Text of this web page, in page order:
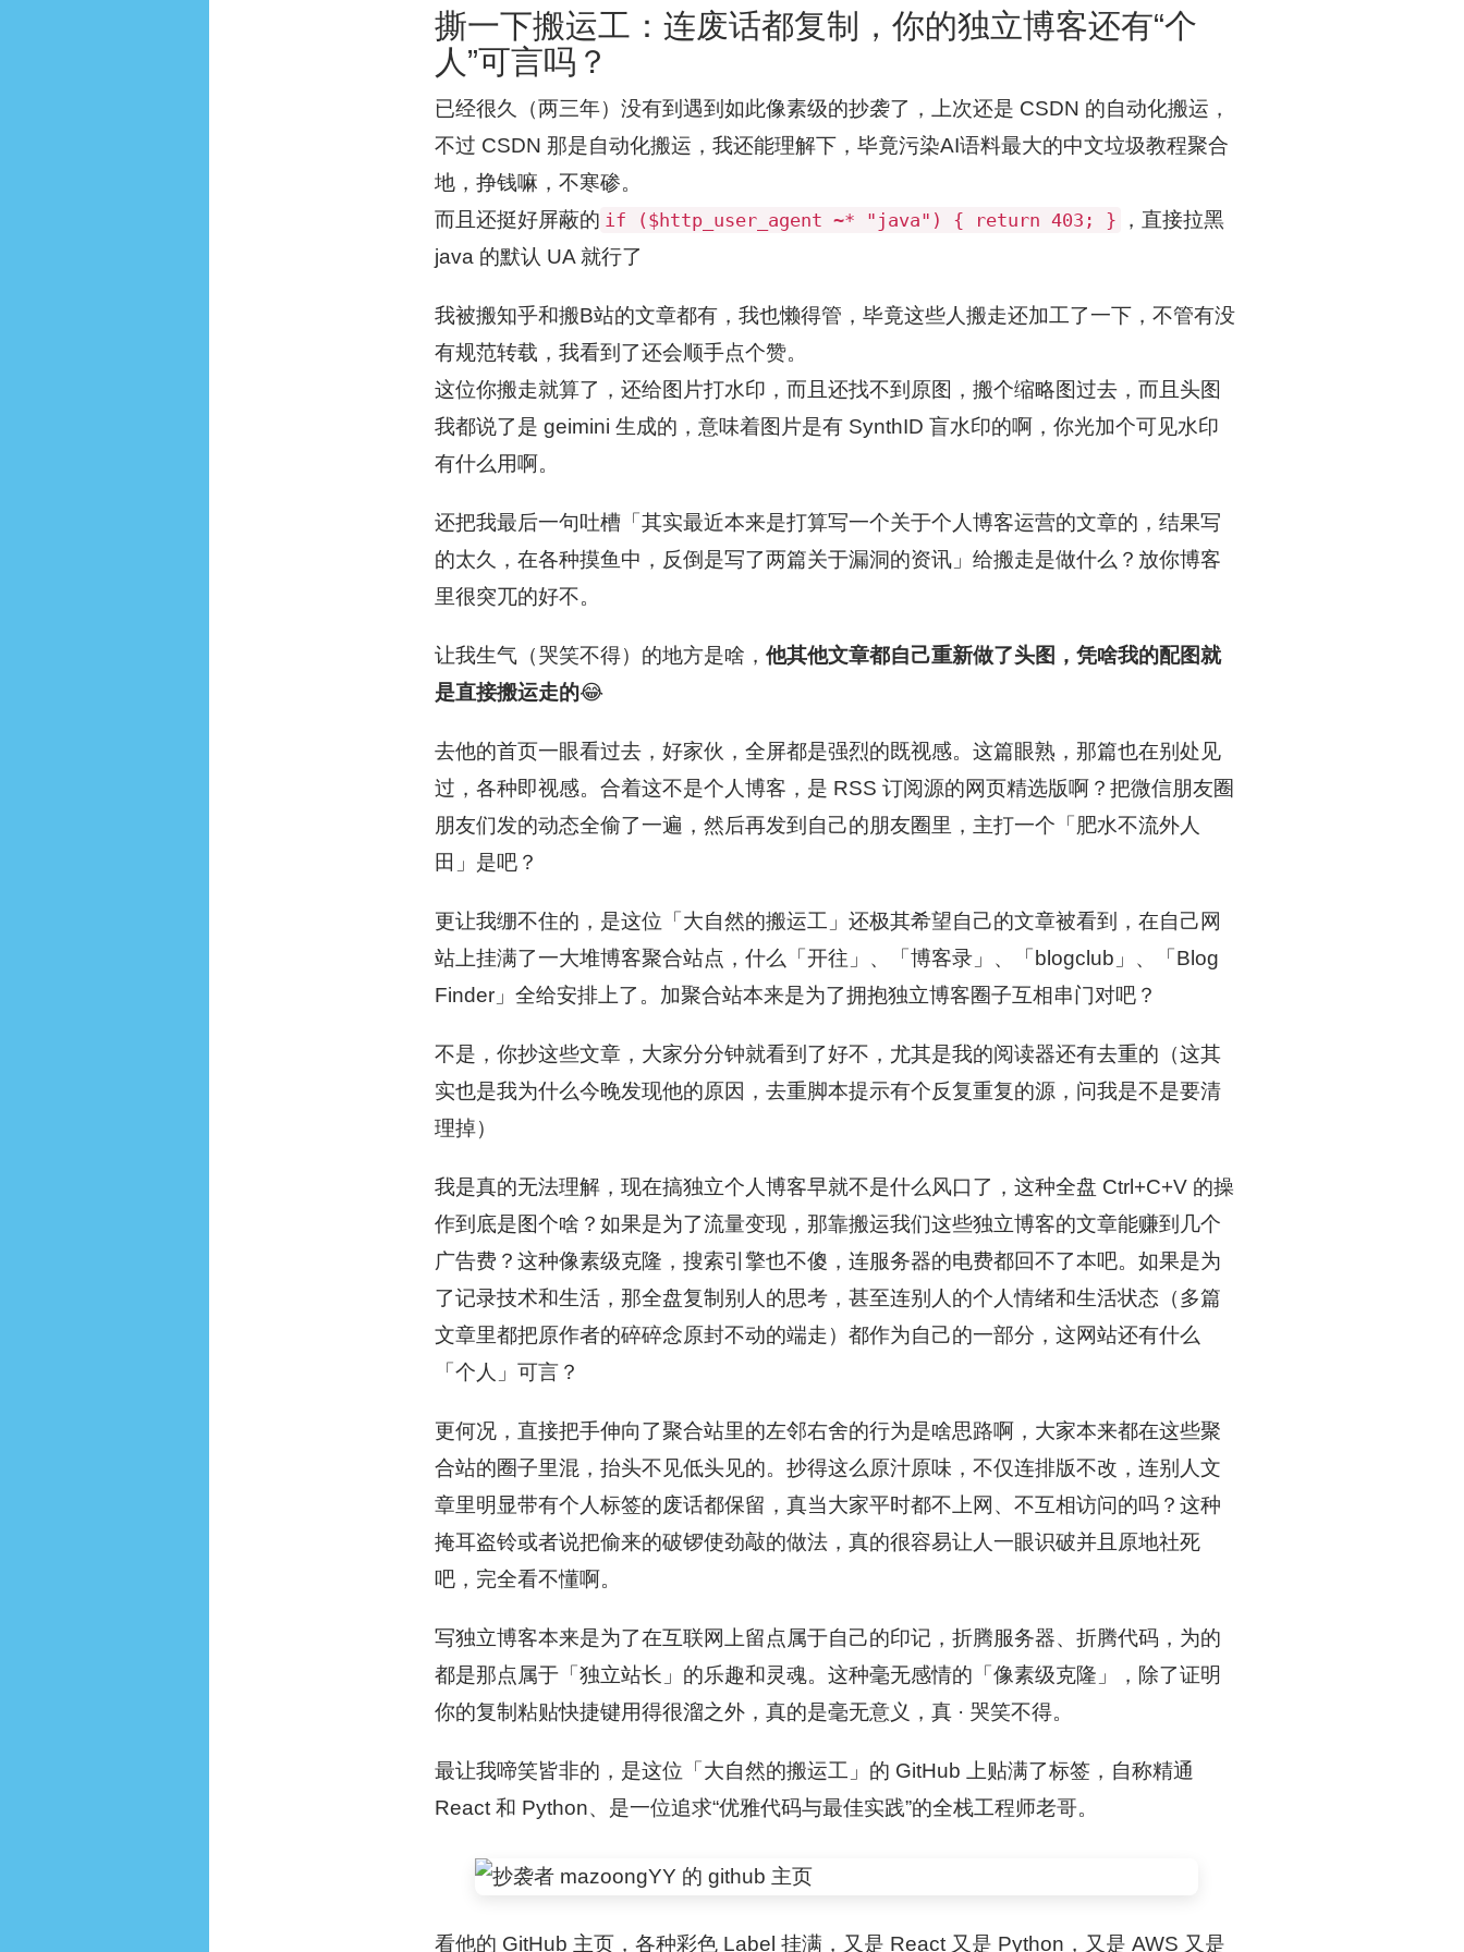
撕一下搬运工：连废话都复制，你的独立博客还有“个
人”可言吗？
已经很久（两三年）没有到遇到如此像素级的抄袭了，上次还是 CSDN 的自动化搬运，
不过 CSDN 那是自动化搬运，我还能理解下，毕竟污染AI语料最大的中文垃圾教程聚合
地，挣钱嘛，不寒碜。
而且还挺好屏蔽的 if ($http_user_agent ~* "java") { return 403; }
，直接拉黑
java 的默认 UA 就行了
我被搬知乎和搬B站的文章都有，我也懒得管，毕竟这些人搬走还加工了一下，不管有没
有规范转载，我看到了还会顺手点个赞。
这位你搬走就算了，还给图片打水印，而且还找不到原图，搬个缩略图过去，而且头图
我都说了是 geimini 生成的，意味着图片是有 SynthID 盲水印的啊，你光加个可见水印
有什么用啊。
还把我最后一句吐槽「其实最近本来是打算写一个关于个人博客运营的文章的，结果写
的太久，在各种摸鱼中，反倒是写了两篇关于漏洞的资讯」给搬走是做什么？放你博客
里很突兀的好不。
让我生气（哭笑不得）的地方是啥， 他其他文章都自己重新做了头图，凭啥我的配图就
是直接搬运走的😂
去他的首页一眼看过去，好家伙，全屏都是强烈的既视感。这篇眼熟，那篇也在别处见
过，各种即视感。合着这不是个人博客，是 RSS 订阅源的网页精选版啊？把微信朋友圈
朋友们发的动态全偷了一遍，然后再发到自己的朋友圈里，主打一个「肥水不流外人
田」是吧？
更让我绷不住的，是这位「大自然的搬运工」还极其希望自己的文章被看到，在自己网
站上挂满了一大堆博客聚合站点，什么「开往」、「博客录」、「blogclub」、「Blog
Finder」全给安排上了。加聚合站本来是为了拥抱独立博客圈子互相串门对吧？
不是，你抄这些文章，大家分分钟就看到了好不，尤其是我的阅读器还有去重的（这其
实也是我为什么今晚发现他的原因，去重脚本提示有个反复重复的源，问我是不是要清
理掉）
我是真的无法理解，现在搞独立个人博客早就不是什么风口了，这种全盘 Ctrl+C+V 的操
作到底是图个啥？如果是为了流量变现，那靠搬运我们这些独立博客的文章能赚到几个
广告费？这种像素级克隆，搜索引擎也不傻，连服务器的电费都回不了本吧。如果是为
了记录技术和生活，那全盘复制别人的思考，甚至连别人的个人情绪和生活状态（多篇
文章里都把原作者的碎碎念原封不动的端走）都作为自己的一部分，这网站还有什么
「个人」可言？
更何况，直接把手伸向了聚合站里的左邻右舍的行为是啥思路啊，大家本来都在这些聚
合站的圈子里混，抬头不见低头见的。抄得这么原汁原味，不仅连排版不改，连别人文
章里明显带有个人标签的废话都保留，真当大家平时都不上网、不互相访问的吗？这种
掩耳盗铃或者说把偷来的破锣使劲敲的做法，真的很容易让人一眼识破并且原地社死
吧，完全看不懂啊。
写独立博客本来是为了在互联网上留点属于自己的印记，折腾服务器、折腾代码，为的
都是那点属于「独立站长」的乐趣和灵魂。这种毫无感情的「像素级克隆」，除了证明
你的复制粘贴快捷键用得很溜之外，真的是毫无意义，真 · 哭笑不得。
最让我啼笑皆非的，是这位「大自然的搬运工」的 GitHub 上贴满了标签，自称精通
React 和 Python、是一位追求“优雅代码与最佳实践”的全栈工程师老哥。
看他的 GitHub 主页，各种彩色 Label 挂满，又是 React 又是 Python，又是 AWS 又是